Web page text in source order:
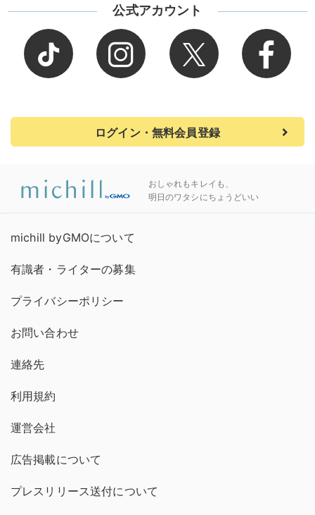
公式アカウント
ログイン・無料会員登録
おしゃれもキレイも、
明日のワタシにちょうどいい
michill byGMOについて
有識者・ライターの募集
プライバシーポリシー
お問い合わせ
連絡先
利用規約
運営会社
広告掲載について
プレスリリース送付について